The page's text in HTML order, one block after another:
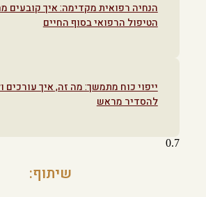
הנחיה רפואית מקדימה: איך קובעים
הטיפול הרפואי בסוף החיים
ייפוי כוח מתמשך: מה זה, איך עורכים
להסדיר מראש
שיתוף: